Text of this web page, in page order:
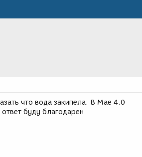
что вода закипела. В Мае 4.0
буду благодарен